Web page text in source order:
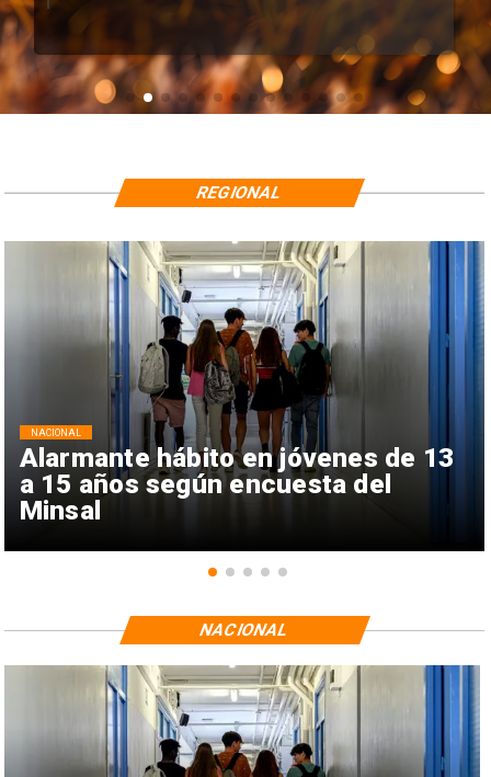
Alarmante hábito en jóvenes de 13
a 15 años según encuesta del
Minsal
NACIONAL
REGIONAL
NACIONAL